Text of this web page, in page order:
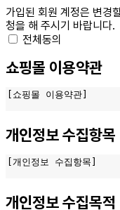
가입된 회원 계정은 변경
청을 해 주시기 바랍니다.
전체동의
쇼핑몰 이용약관
개인정보 수집항목
개인정보 수집목적